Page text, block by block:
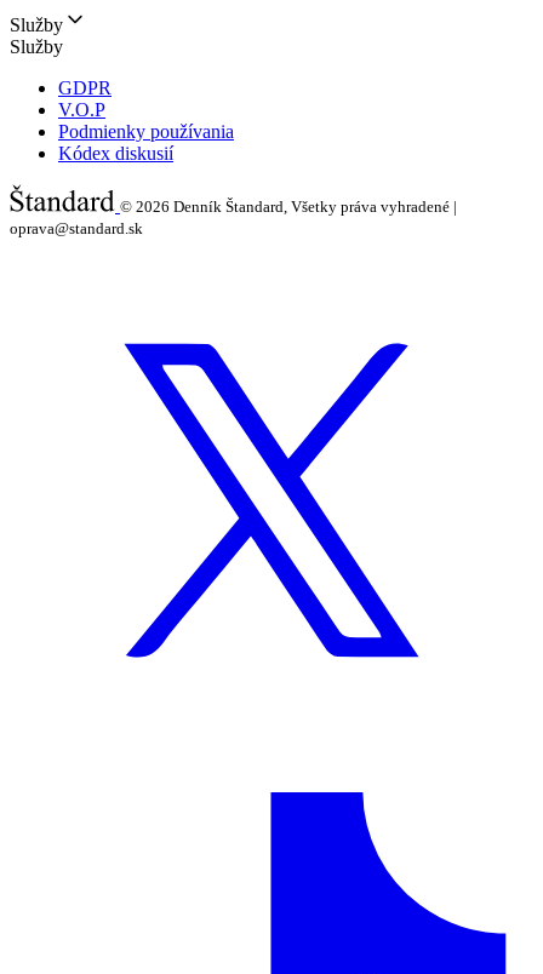
Služby
Služby
GDPR
V.O.P
Podmienky používania
Kódex diskusií
© 2026 Denník Štandard, Všetky práva vyhradené |
oprava@standard.sk